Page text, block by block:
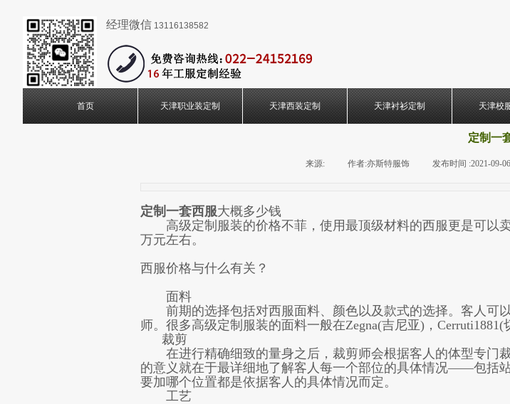
经理微信 13116138582
首页 天津职业装定制 天津西装定制 天津衬衫定制 天津校
定制一
来源: 作者:亦斯特服饰 发布时间 :2021-09-06
定制一套西服大概多少钱
高级定制服装的价格不菲，使用最顶级材料的西服更是可以
万元左右。
西服价格与什么有关？
面料
前期的选择包括对西服面料、颜色以及款式的选择。客人可
师。很多高级定制服装的面料一般在Zegna(吉尼亚)，
裁剪
在进行精确细致的量身之后，裁剪师会根据客人的体型专门
的意义就在于最详细地了解客人每一个部位的具体情况——包括
要加哪个位置都是依据客人的具体情况而定。
工艺